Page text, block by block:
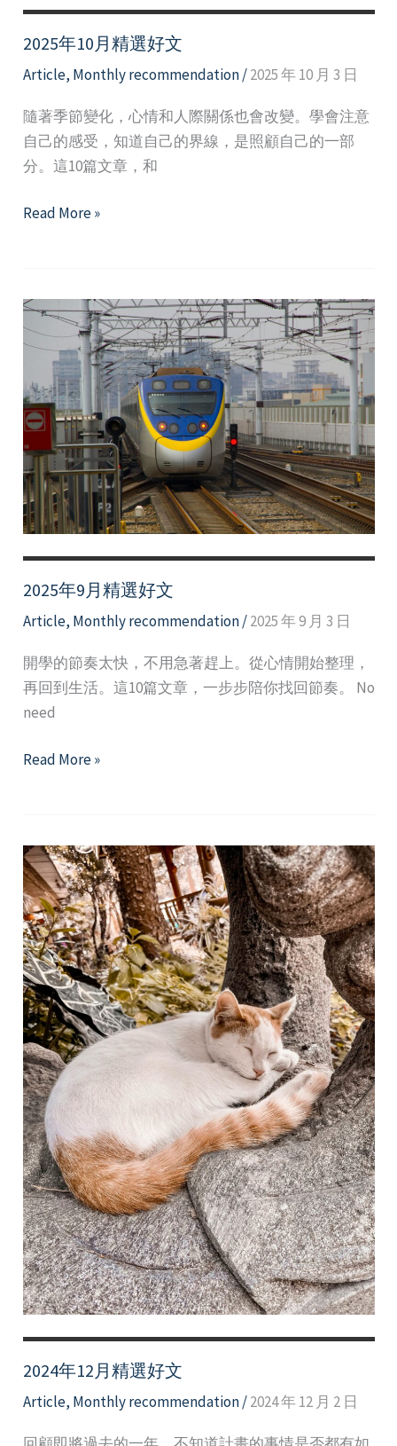
2025年10月精選好文
Article, Monthly recommendation/2025 年 10 月 3 日
隨著季節變化，心情和人際關係也會改變。學會注意
自己的感受，知道自己的界線，是照顧自己的一部
分。這10篇文章，和
2025
精
選
文
Read More »
2025年9月精選好文
Article, Monthly recommendation/2025 年 9 月 3 日
開學的節奏太快，不用急著趕上。從心情開始整理，
再回到生活。這10篇文章，一步步陪你找回節奏。 No
need
2025
精
選
好
文
Read More »
2024年12月精選好文
Article, Monthly recommendation/2024 年 12 月 2 日